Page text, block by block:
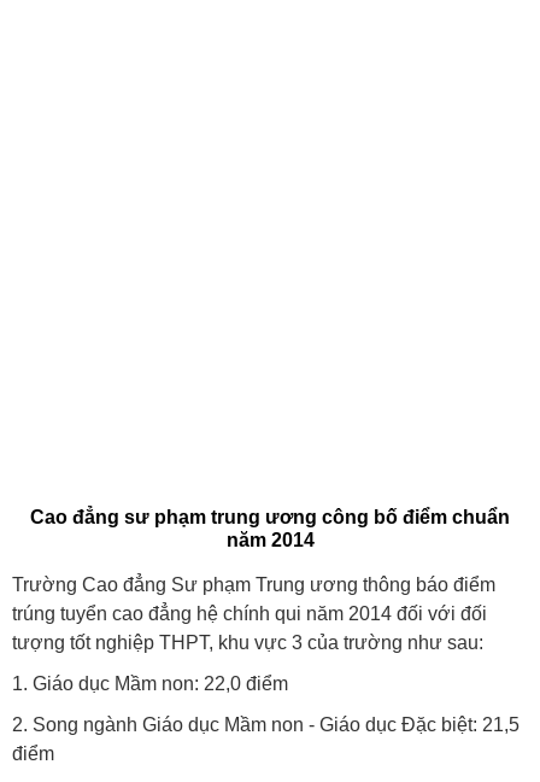
Cao đẳng sư phạm trung ương công bố điểm chuẩn
năm 2014
Trường Cao đẳng Sư phạm Trung ương thông báo điểm
trúng tuyển cao đẳng hệ chính qui năm 2014 đối với đối
tượng tốt nghiệp THPT, khu vực 3 của trường như sau:
1. Giáo dục Mầm non: 22,0 điểm
2. Song ngành Giáo dục Mầm non - Giáo dục Đặc biệt: 21,5
điểm